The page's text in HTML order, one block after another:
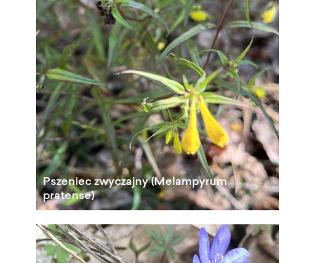
Pszeniec zwyczajny (Melampyrum
pratense)